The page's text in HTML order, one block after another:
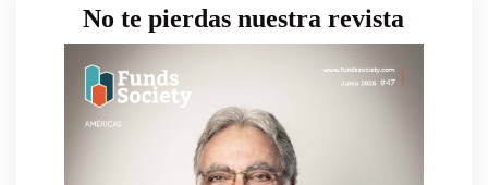
No te pierdas nuestra revista